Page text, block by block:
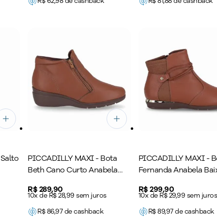
PICCADILLY MAXI - Bota
Beth Cano Curto Anabela
Price:
R$ 289,90
10x de R$ 28,99 sem juros
R$86,97de cashback
PICCADILLY MAXI -
Fernanda Anabela
Price:
R$ 299,90
10x de R$ 29,99 sem juros
R$89,97de cashback